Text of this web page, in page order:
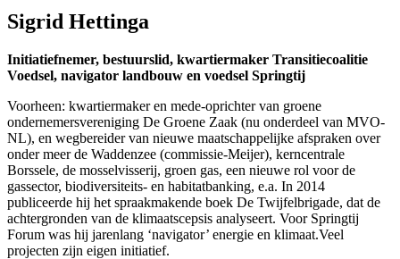
Sigrid Hettinga
Initiatiefnemer, bestuurslid, kwartiermaker Transitiecoalitie
Voedsel, navigator landbouw en voedsel Springtij
Voorheen: kwartiermaker en mede-oprichter van groene
ondernemersvereniging De Groene Zaak (nu onderdeel van MVO-
NL), en wegbereider van nieuwe maatschappelijke afspraken over
onder meer de Waddenzee (commissie-Meijer), kerncentrale
Borssele, de mosselvisserij, groen gas, een nieuwe rol voor de
gassector, biodiversiteits- en habitatbanking, e.a. In 2014
publiceerde hij het spraakmakende boek De Twijfelbrigade, dat de
achtergronden van de klimaatscepsis analyseert. Voor Springtij
Forum was hij jarenlang ‘navigator’ energie en klimaat.Veel
projecten zijn eigen initiatief.